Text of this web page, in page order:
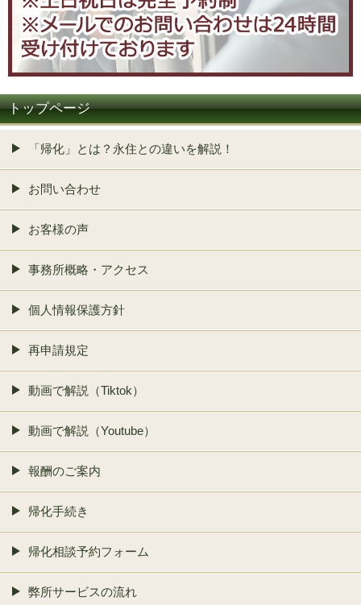
トップページ
「帰化」とは？永住との違いを解説！
お問い合わせ
お客様の声
事務所概略・アクセス
個人情報保護方針
再申請規定
動画で解説（Tiktok）
動画で解説（Youtube）
報酬のご案内
帰化手続き
帰化相談予約フォーム
弊所サービスの流れ